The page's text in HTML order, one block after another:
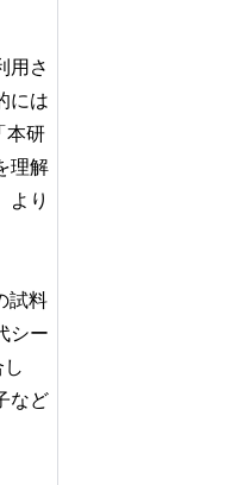
用さ
には
本研
理解
より
試料
シー
など